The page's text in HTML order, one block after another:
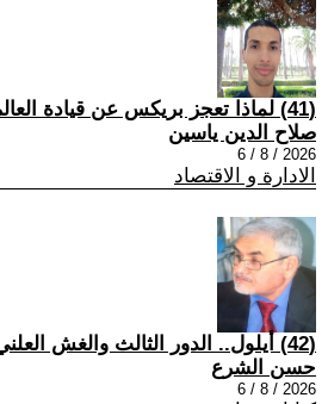
(41) لماذا تعجز بريكس عن قيادة العالم اقتصادياً؟
صلاح الدين ياسين
2026 / 8 / 6
الادارة و الاقتصاد
(42) أيلول.. الدور الثالث والغش العلني
حسن الشرع
2026 / 8 / 6